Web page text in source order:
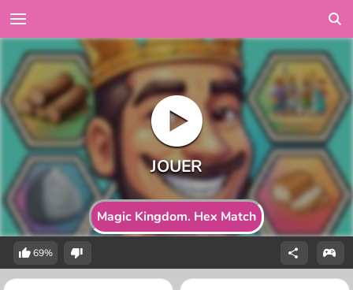
Magic Kingdom. Hex Match
69%